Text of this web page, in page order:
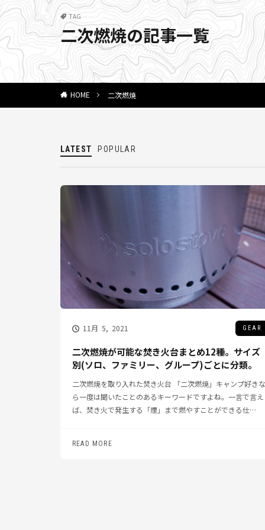
TAG
二次燃焼の記事一覧
HOME 二次燃焼
LATEST POPULAR
11月 5, 2021 GEAR
二次燃焼が可能な焚き火台まとめ12種。サイズ
別(ソロ、ファミリー、グループ)ごとに分類。
二次燃焼を取り入れた焚き火台 「二次燃焼」キャンプ好きな
ら一度は聞いたことのあるキーワードですよね。一言で言え
ば、焚き火で発生する「煙」まで燃やすことができる仕…
READ MORE